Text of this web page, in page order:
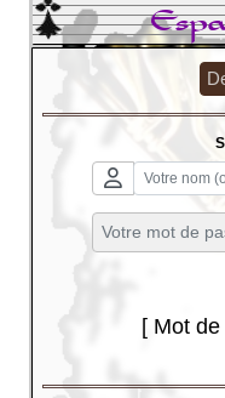
[ Mot